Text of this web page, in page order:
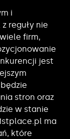
i
reguły nie
firm,
jest
stron oraz
w stanie
ma
które